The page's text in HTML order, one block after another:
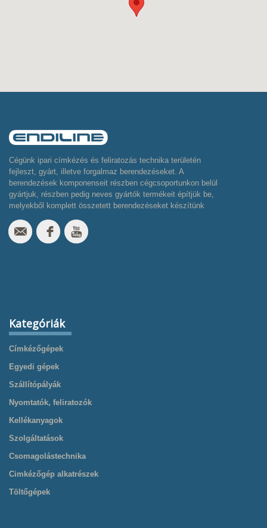
Cégünk ipari címkézés és feliratozás technika területén
fejleszt, gyárt, illetve forgalmaz berendezéseket. A
berendezések komponenseit részben cégcsoportunkon belül
gyártjuk, részben pedig neves gyártók termékeit építjük be,
melyekből komplett összetett berendezéseket készítünk
Kategóriák
Címkézőgépek
Egyedi gépek
Szállítópályák
Nyomtatók, feliratozók
Kellékanyagok
Szolgáltatások
Csomagolástechnika
Cimkézőgép alkatrészek
Töltőgépek